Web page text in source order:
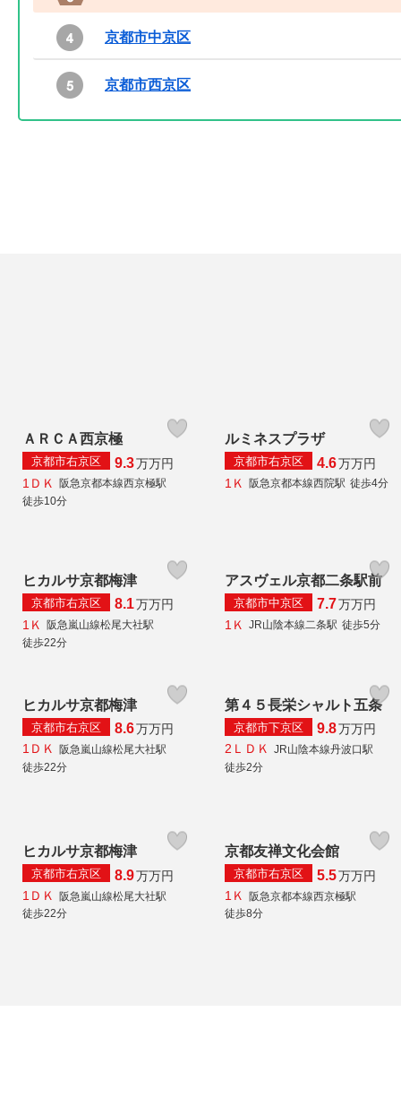
京都市中京区
京都市西京区
ＡＲＣＡ西京極
京都市右京区 9.3万万円
1ＤＫ
阪急京都本線西京極駅
徒歩10分
ルミネスプラザ
京都市右京区 4.6万万円
1Ｋ
阪急京都本線西院駅 徒歩4分
ヒカルサ京都梅津
京都市右京区 8.1万万円
1Ｋ
阪急嵐山線松尾大社駅
徒歩22分
アスヴェル京都二条駅前
京都市中京区 7.7万万円
1Ｋ
JR山陰本線二条駅 徒歩5分
ヒカルサ京都梅津
京都市右京区 8.6万万円
1ＤＫ 阪急嵐山線松尾大社駅
徒歩22分
第４５長栄シャルト五条
京都市下京区 9.8万万円
2ＬＤＫ JR山陰本線丹波口駅
徒歩2分
ヒカルサ京都梅津
京都市右京区 8.9万万円
1ＤＫ
阪急嵐山線松尾大社駅
徒歩22分
京都友禅文化会館
京都市右京区 5.5万万円
1Ｋ
阪急京都本線西京極駅
徒歩8分